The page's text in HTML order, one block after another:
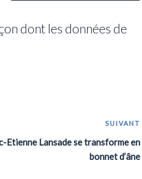
dont les données de
SUIVANT
Etienne Lansade se transforme en
bonnet d’âne